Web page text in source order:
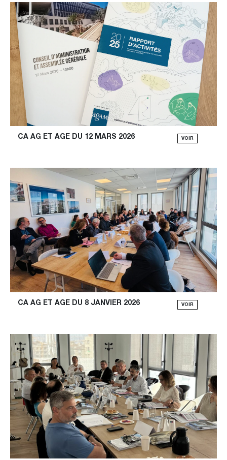
CA AG ET AGE DU 12 MARS 2026 VOIR
CA AG ET AGE DU 8 JANVIER 2026 VOIR